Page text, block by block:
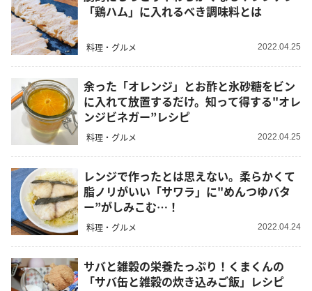
「鶏ハム」に入れるべき調味料とは
料理・グルメ 2022.04.25
余った「オレンジ」とお酢と氷砂糖をビン
に入れて放置するだけ。知って得する"オレ
ンジビネガー”レシピ
料理・グルメ 2022.04.25
レンジで作ったとは思えない。柔らかくて
脂ノリがいい「サワラ」に"めんつゆバタ
ー”がしみこむ…！
料理・グルメ 2022.04.24
サバと雑穀の栄養たっぷり！くまくんの
「サバ缶と雑穀の炊き込みご飯」レシピ